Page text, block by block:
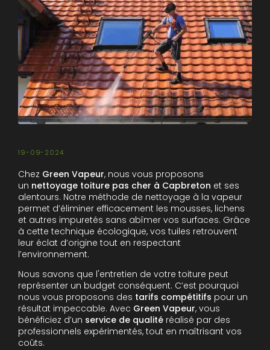
19-09-2024
Chez Green Vapeur, nous vous proposons
un nettoyage toiture pas cher à Capbreton et ses
alentours. Notre méthode de nettoyage à la vapeur
permet d’éliminer efficacement les mousses, lichens
et autres impuretés sans abîmer vos surfaces. Grâce
à cette technique écologique, vos tuiles retrouvent
leur éclat d’origine tout en respectant
l’environnement.
Nous savons que l'entretien de votre toiture peut
représenter un budget conséquent. C’est pourquoi
nous vous proposons des tarifs compétitifs pour un
résultat impeccable. Avec Green Vapeur, vous
bénéficiez d’un service de qualité réalisé par des
professionnels expérimentés, tout en maîtrisant vos
coûts.